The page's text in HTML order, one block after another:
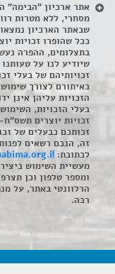
אתר ארכיון "הבימה"
מסחרי, ללא מטרות
שבאתר הארכיון
ככל שהופרו זכויות
בתצלומים, ההפרה
שיודיע לנו על
זכויותיהם של בעלי
באיתורם לצורך
הזכויות עליהן אינן
זכותכם כבעלים של
זה, הנכם רשאים
לכתובת:
מעשיית השימוש
ומספר טלפון וכן
הרלוונטי באתר, על
רבה.